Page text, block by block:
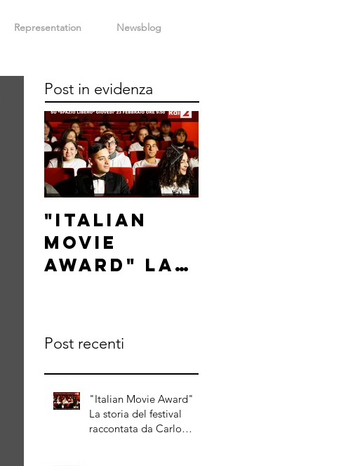
Representation Newsblog
Post in evidenza
"Italian
Movie
Award" La
raccontata
da Carlo
Fumo su RAI
2
Post recenti
"Italian Movie Award"
La storia del festival
raccontata da Carlo